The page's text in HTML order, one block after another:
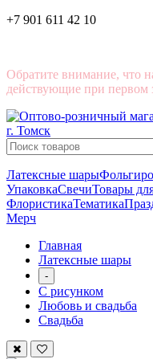
+7 901 611 42 10
Обратите внимание, что
действующие при первом
Латексные шары
УпаковкаСвечиТовары
ФлористикаТематика
Мерч
Главная
Латексные шары
-
С рисунком
Любовь и свадьба
Свадьба